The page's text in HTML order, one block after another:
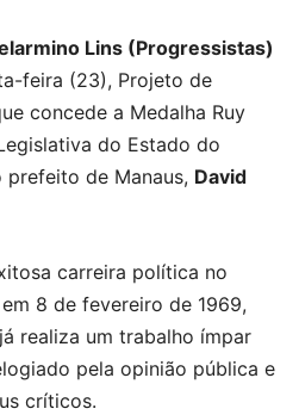
Lins (Progressistas)
feira (23), Projeto de
concede a Medalha Ruy
do Estado do
prefeito de Manaus, David
carreira política no
8 de fevereiro de 1969,
realiza um trabalho ímpar
pela opinião pública e
críticos.